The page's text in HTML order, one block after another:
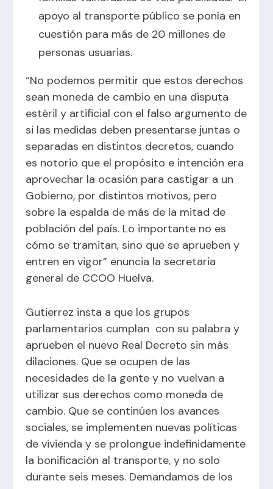
apoyo al transporte público se ponía en
cuestión para más de 20 millones de
personas usuarias.
“No podemos permitir que estos derechos
sean moneda de cambio en una disputa
estéril y artificial con el falso argumento de
si las medidas deben presentarse juntas o
separadas en distintos decretos, cuando
es notorio que el propósito e intención era
aprovechar la ocasión para castigar a un
Gobierno, por distintos motivos, pero
sobre la espalda de más de la mitad de
población del país. Lo importante no es
cómo se tramitan, sino que se aprueben y
entren en vigor” enuncia la secretaria
general de CCOO Huelva.
Gutierrez insta a que los grupos
parlamentarios cumplan con su palabra y
aprueben el nuevo Real Decreto sin más
dilaciones. Que se ocupen de las
necesidades de la gente y no vuelvan a
utilizar sus derechos como moneda de
cambio. Que se continúen los avances
sociales, se implementen nuevas políticas
de vivienda y se prolongue indefinidamente
la bonificación al transporte, y no solo
durante seis meses. Demandamos de los